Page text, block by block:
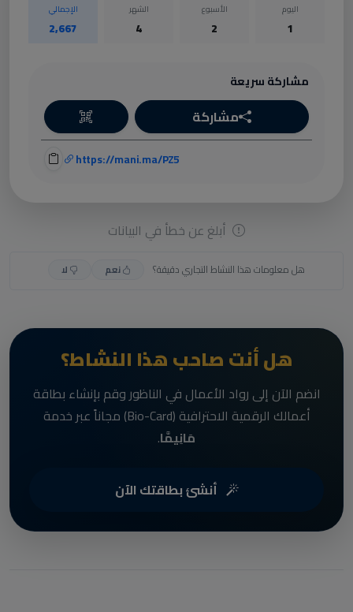
اليوم
1
الأسبوع
2
الشهر
4
الإجمالي
2,667
مشاركة سريعة
مشاركة
https://mani.ma/PZ5
أبلغ عن خطأ في البيانات
هل معلومات هذا النشاط التجاري دقيقة؟ نعم لا
هل أنت صاحب هذا النشاط؟
انضم الآن إلى رواد الأعمال في الناظور وقم بإنشاء بطاقة
أعمالك الرقمية الاحترافية (Bio-Card) مجاناً عبر خدمة
مَانِيمَّا.
أنشئ بطاقتك الآن